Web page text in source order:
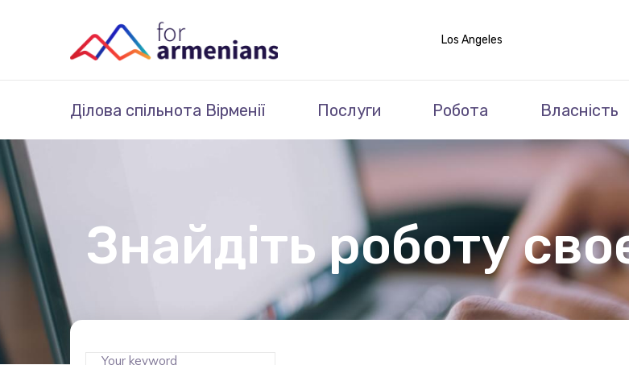
Los Angeles
Ділова спільнота Вірменії Послуги Робота Власність
Знайдіть роботу